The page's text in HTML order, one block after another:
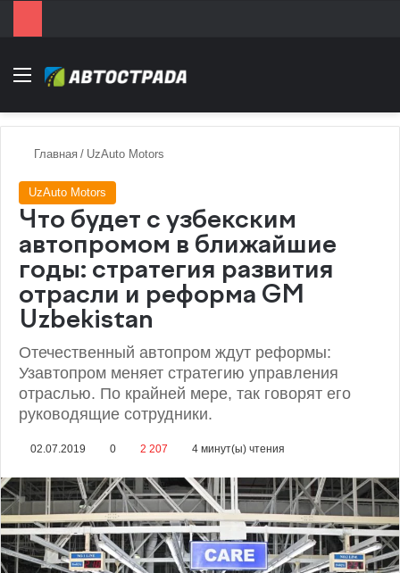
Menu
Главная / UzAuto Motors
UzAuto Motors
Что будет с узбекским
автопромом в ближайшие
годы: стратегия развития
отрасли и реформа GM
Uzbekistan
Отечественный автопром ждут реформы:
Узавтопром меняет стратегию управления
отраслью. По крайней мере, так говорят его
руководящие сотрудники.
02.07.2019 0 2 207 4 минут(ы) чтения